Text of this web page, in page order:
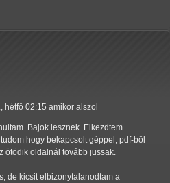
hétfő 02:15 amikor alszol
Bajok lesznek. Elkezdtem
hogy bekapcsolt géppel, pdf-ből
ötödik oldalnál tovább jussak.
de kicsit elbizonytalanodtam a